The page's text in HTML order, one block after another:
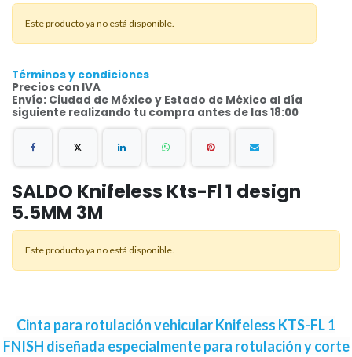
Este producto ya no está disponible.
Términos y condiciones
Precios con IVA
Envío: Ciudad de México y Estado de México al día
siguiente realizando tu compra antes de las 18:00
SALDO Knifeless Kts-Fl 1 design
5.5MM 3M
Este producto ya no está disponible.
Cinta para rotulación vehicular Knifeless KTS-FL 1
FNISH diseñada especialmente para rotulación y corte